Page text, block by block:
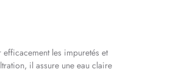
les impuretés et
il assure une eau claire